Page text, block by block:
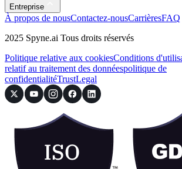
Entreprise
À propos de nousContactez-nousCarrièresFAQ
2025 Spyne.ai Tous droits réservés
Politique relative aux cookiesConditions
relatif au traitement des donnéespolitique de
confidentialitéTrustLegal